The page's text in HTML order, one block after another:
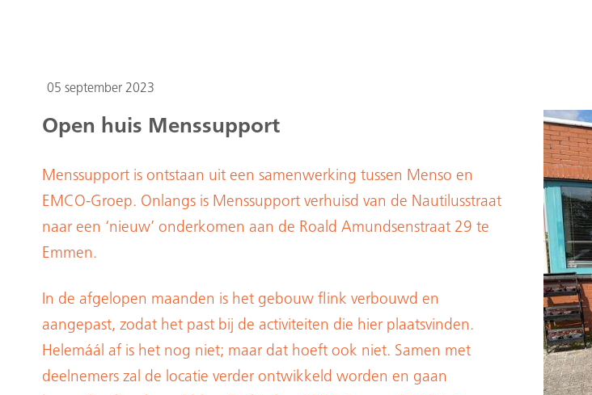
05 september 2023
Open huis Menssupport
Menssupport is ontstaan uit een samenwerking tussen Menso en
EMCO-Groep. Onlangs is Menssupport verhuisd van de Nautilusstraat
naar een ‘nieuw’ onderkomen aan de Roald Amundsenstraat 29 te
Emmen.
In de afgelopen maanden is het gebouw flink verbouwd en
aangepast, zodat het past bij de activiteiten die hier plaatsvinden.
Helemáál af is het nog niet; maar dat hoeft ook niet. Samen met
deelnemers zal de locatie verder ontwikkeld worden en gaan